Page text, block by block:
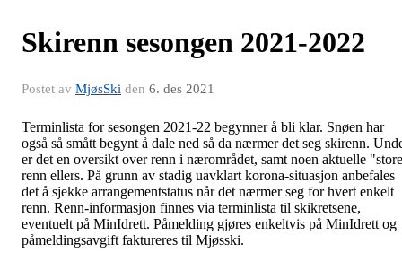
Skirenn sesongen 2021-2022
Postet av MjøsSki den 6. des 2021
Terminlista for sesongen 2021-22 begynner å bli klar. Snøen har
også så smått begynt å dale ned så da nærmer det seg skirenn.
er det en oversikt over renn i nærområdet, samt noen aktuelle
renn ellers. På grunn av stadig uavklart korona-situasjon anbefales
det å sjekke arrangementstatus når det nærmer seg for hvert enkelt
renn. Renn-informasjon finnes via terminlista til skikretsene,
eventuelt på MinIdrett. Påmelding gjøres enkeltvis på MinIdrett og
påmeldingsavgift faktureres til Mjøsski.